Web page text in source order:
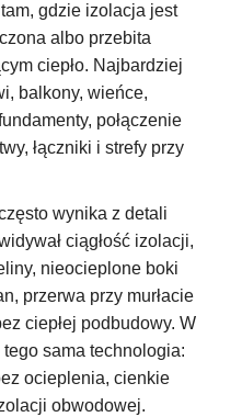
gdzie izolacja jest
albo przebita
ciepło. Najbardziej
balkony, wieńce,
połączenie
łączniki i strefy przy
wynika z detali
ciągłość izolacji,
nieocieplone boki
przerwa przy murłacie
ciepłej podbudowy. W
sama technologia:
ocieplenia, cienkie
obwodowej.